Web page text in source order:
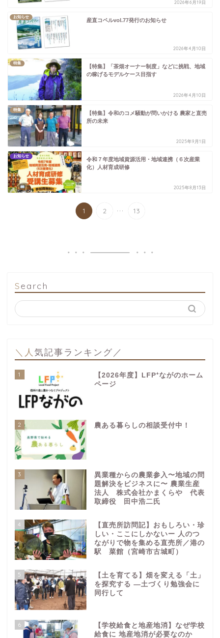
2026年6月19日
お知らせ
産直コペルvol.77発行のお知らせ
2026年4月10日
特集
【特集】「茶畑オーナー制度」などに挑戦、地域
の稼げるモデルケース目指す
2026年4月10日
特集
【特集】令和のコメ騒動が問いかける 農家と直売
所の未来
2025年9月1日
お知らせ
令和７年度地域資源活用・地域連携（６次産業
化）人材育成研修
2025年8月13日
1 2 ... 13
Search
＼人気記事ランキング／
1
【2026年度】LFP⁺ながのホーム
ページ
2 農ある暮らしの相談受付中！
3
異業種からの農業参入〜地域の問
題解決をビジネスに〜 農業生産
法人 株式会社かまくらや 代表
取締役 田中浩二氏
4
【直売所訪問記】おもしろい・珍
しい・ここにしかないー 人のつ
ながりで物を集める直売所／港の
駅 菜館（宮崎市古城町）
5
【土を育てる】畑を変える「土」
を探究する ―土づくり勉強会に
同行して
6
【学校給食と地産地消】なぜ学校
給食に 地産地消が必要なのか